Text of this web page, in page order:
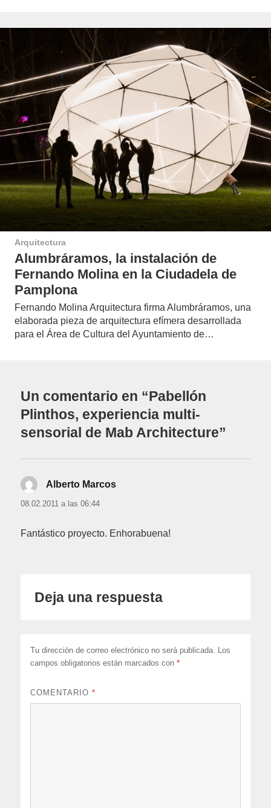
Arquitectura
Alumbráramos, la instalación de
Fernando Molina en la Ciudadela de
Pamplona
Fernando Molina Arquitectura firma Alumbráramos, una
elaborada pieza de arquitectura efímera desarrollada
para el Área de Cultura del Ayuntamiento de…
Un comentario en “Pabellón
Plinthos, experiencia multi-
sensorial de Mab Architecture”
Alberto Marcos
08.02.2011 a las 06:44
Fantástico proyecto. Enhorabuena!
Deja una respuesta
Tu dirección de correo electrónico no será publicada.
Los
campos obligatorios están marcados con*
COMENTARIO*